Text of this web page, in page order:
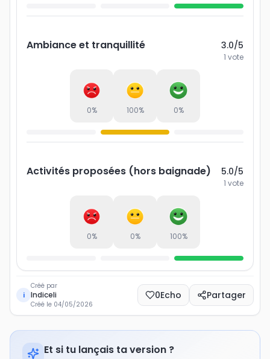
Ambiance et tranquillité 3.0/5
1 vote
0% 100% 0%
Activités proposées (hors baignade) 5.0/5
1 vote
0% 0% 100%
i
Créé par
Indiceli
Créé le 04/05/2026
0Echo Partager
Et si tu lançais ta version ?